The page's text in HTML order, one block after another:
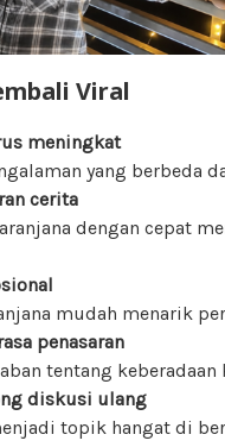
Viral
meningkat
yang berbeda
cerita
dengan cepat
mudah menarik
penasaran
tentang keberadaan
diskusi ulang
topik hangat di